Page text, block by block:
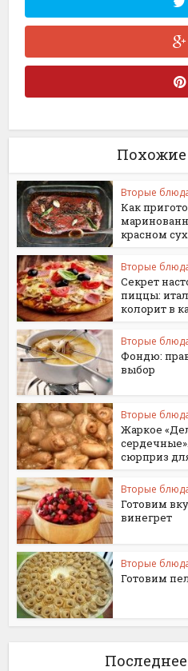
Похожие
Вторые
Как
красном
Вторые
Секрет
пиццы:
колорит в
Вторые
Фондю:
выбор
Вторые
Жаркое
сюрприз
Вторые
Готовим
винегрет
Вторые
Готовим